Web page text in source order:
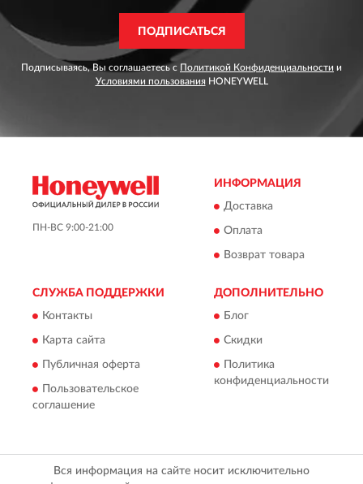
ПОДПИСАТЬСЯ
Подписываясь, Вы соглашаетесь с Политикой Конфиденциальности и
Условиями пользованияHONEYWELL
ПН-ВС 9:00-21:00
ИНФОРМАЦИЯ
Доставка
Оплата
Возврат товара
СЛУЖБА ПОДДЕРЖКИ
Контакты
Карта сайта
Публичная оферта
Пользовательское
соглашение
ДОПОЛНИТЕЛЬНО
Блог
Скидки
Политика
конфиденциальности
Вся информация на сайте носит исключительно